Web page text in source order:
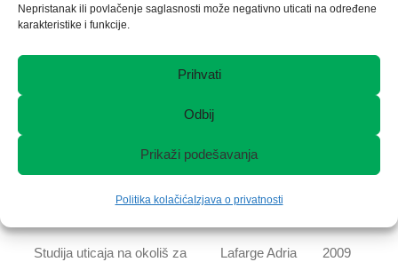
Nepristanak ili povlačenje saglasnosti može negativno uticati na određene
karakteristike i funkcije.
Prihvati
Odbij
Prikaži podešavanja
Politika kolačićaIzjava o privatnosti
Studijski separat „Energetika“
plana Općine Tula za period
Općina Tuzla 2010
Studija o utjecaju na okoliš
bloka 7 u TE Tuzla
Elektroprivreda
BiH,Sarajevo
Studija uticaja na okoliš za
Lafarge Adria
2009